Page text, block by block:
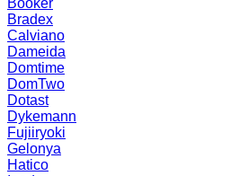
Booker
Bradex
Calviano
Dameida
Domtime
DomTwo
Dotast
Dykemann
Fujiiryoki
Gelonya
Hatico